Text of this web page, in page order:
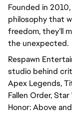
Founded in
philosophy that
freedom, they’ll
the unexpected.
Respawn
studio behind
Apex Legends,
Fallen Order,
Honor: Above